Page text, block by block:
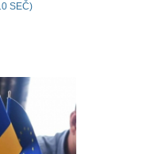
SEČ)